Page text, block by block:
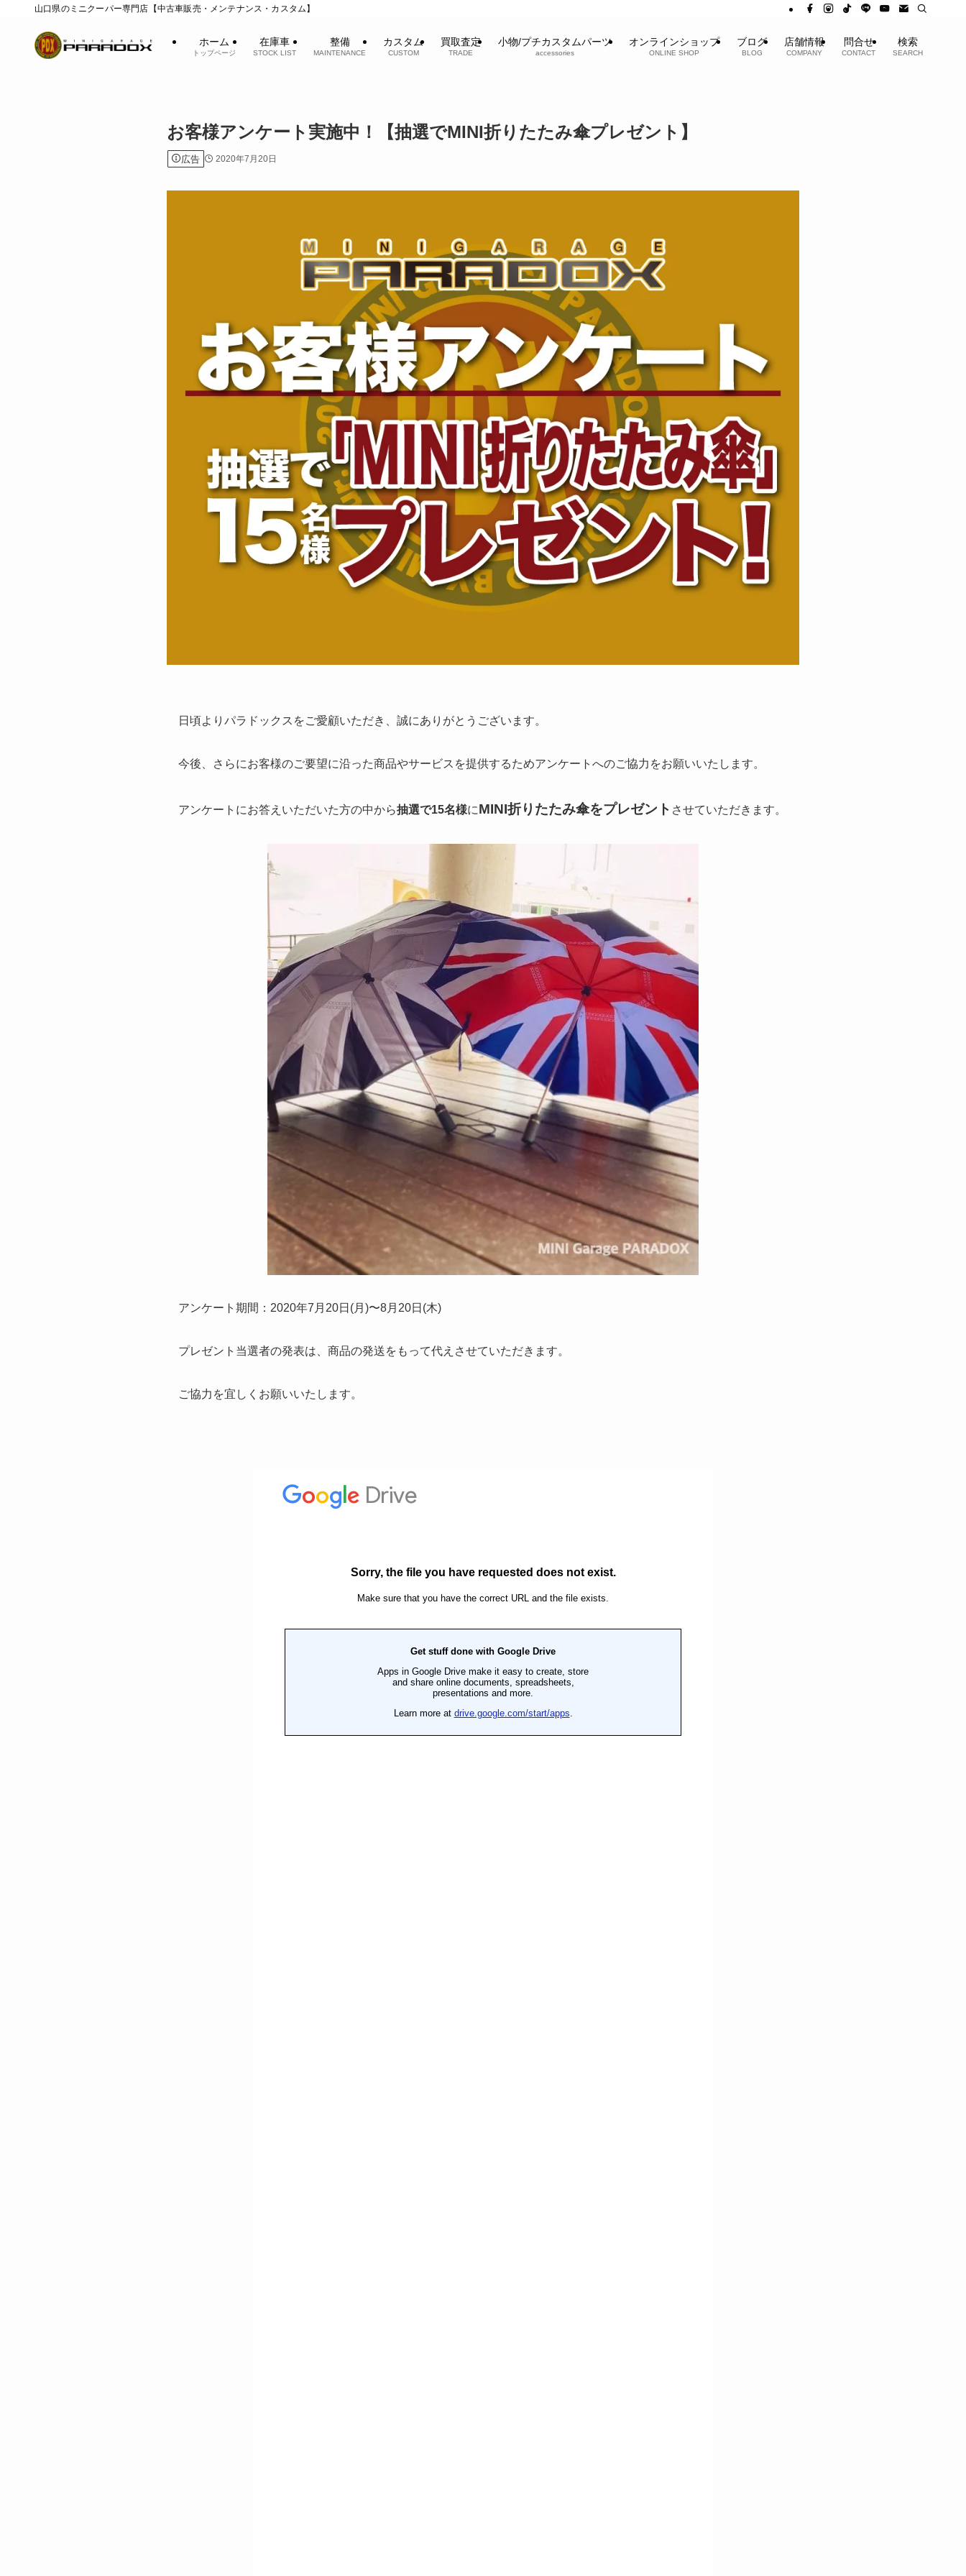
山口県のミニクーパー専門店【中古車販売・メンテナンス・カスタム】
ホーム
トップページ
在庫車
STOCK LIST
整備
MAINTENANCE
カスタム
CUSTOM
買取査定
TRADE
小物/プチカスタムパーツ
accessories
オンラインショップ
ONLINE SHOP
ブログ
BLOG
店舗情報
COMPANY
問合せ
CONTACT
検索
SEARCH
お客様アンケート実施中！【抽選でMINI折りたたみ傘プレゼント】
広告 2020年7月20日
日頃よりパラドックスをご愛顧いただき、誠にありがとうございます。
今後、さらにお客様のご要望に沿った商品やサービスを提供するためアンケートへのご協力をお願いいたします。
アンケートにお答えいただいた方の中から抽選で15名様にMINI折りたたみ傘をプレゼント させていただきます。
アンケート期間：2020年7月20日(月)〜8月20日(木)
プレゼント当選者の発表は、商品の発送をもって代えさせていただきます。
ご協力を宜しくお願いいたします。